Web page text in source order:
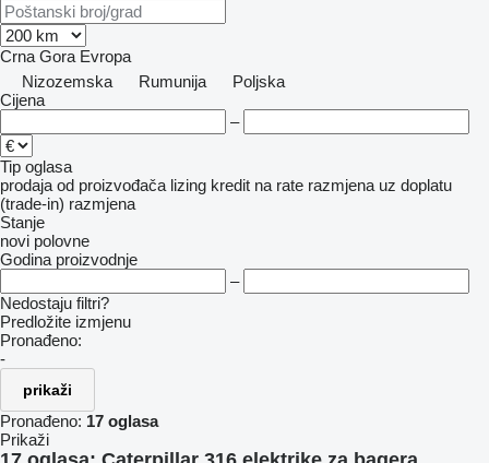
Crna Gora Evropa
Nizozemska
Rumunija
Poljska
Cijena
–
Tip oglasa
prodaja od proizvođača lizing kredit na rate razmjena uz doplatu
(trade-in) razmjena
Stanje
novi polovne
Godina proizvodnje
–
Nedostaju filtri?
Predložite izmjenu
Pronađeno:
-
prikaži
Pronađeno: 17 oglasa
Prikaži